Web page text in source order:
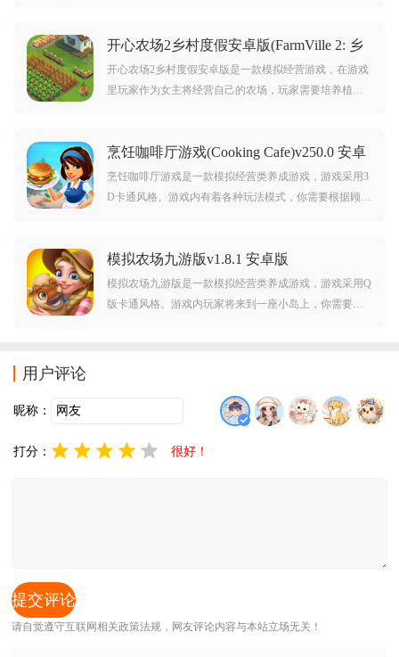
看到其他玩家的成绩。
开心农场2乡村度假安卓版(FarmVille 2: 乡
村度假)v25.8.75 安卓版
开心农场2乡村度假安卓版是一款模拟经营游戏，在游戏
里玩家作为女主将经营自己的农场，玩家需要培养植
道具。
烹饪咖啡厅游戏(Cooking Cafe)v250.0 安卓
版
烹饪咖啡厅游戏是一款模拟经营类养成游戏，游戏采用3
D卡通风格。游戏内有着各种玩法模式，你需要根据顾客
击下载开始游玩吧。
模拟农场九游版v1.8.1 安卓版
模拟农场九游版是一款模拟经营类养成游戏，游戏采用Q
版卡通风格。游戏内玩家将来到一座小岛上，你需要在
用户评论
昵称：
打分： 很好！
请自觉遵守互联网相关政策法规，网友评论内容与本站立场无关！